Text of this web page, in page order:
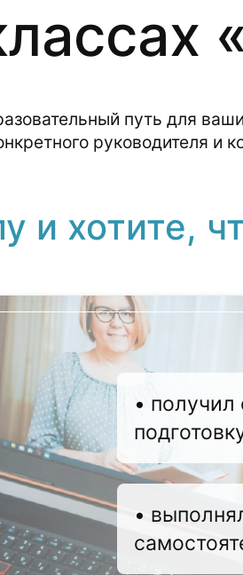
путь для
руководителя и
и хотите,
•
•